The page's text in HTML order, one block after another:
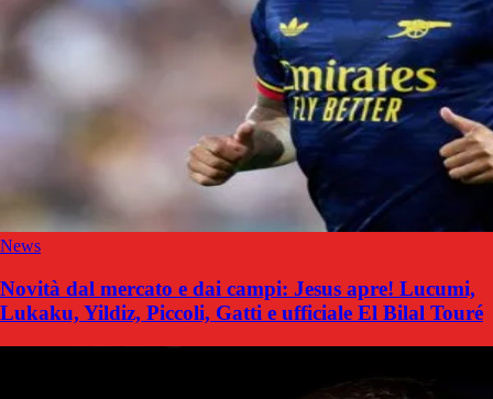
News
Novità dal mercato e dai campi: Jesus apre! Lucumi,
Lukaku, Yildiz, Piccoli, Gatti e ufficiale El Bilal Touré